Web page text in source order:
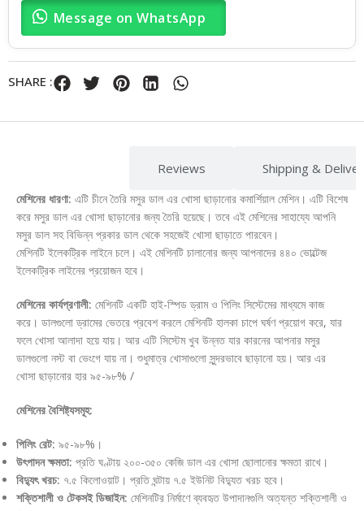
Message on WhatsApp
SHARE :
Reviews Shipping &
মেশিনের ধারণা: এটি চীনে তৈরি মসুর ডাল এর খোসা ছাড়ানোর কমার্শিয়াল মেশিন। এটি বিশেষ
করে মসুর ডাল এর খোসা ছাড়ানোর জন্য তৈরি হয়েছে। তবে এই মেশিনের সাহায্যে আপনি
মসুর ডাল সহ বিভিন্ন প্রকার ডাল থেকে সহজেই খোসা ছাড়াতে পারবেন।
মেশিনটি ইলেকট্রিক লাইনে চলে। এই মেশিনটি চালানোর জন্য আপনাদের ৪৪০ ভোল্টেজ
ইলেকট্রিক লাইনের প্রয়োজন হবে।
মেশিনের কার্যপ্রণালী: মেশিনটি একটি হাই-স্পিড ড্রাম ও পিলিং সিস্টেমের মাধ্যমে কাজ
করে। ডালগুলো ড্রামের ভেতরে প্রবেশ করলে মেশিনটি হালকা চাপে ঘর্ষণ প্রয়োগ করে, যার
ফলে খোসা আলাদা হয়ে যায়। আর এটি সিস্টেম খুব উন্নত যার কারনের আপনার মসুর
ডালগুলো নস্ট বা ভেংগে যায় না। শুধুমাত্র খোসাগুলো সুন্দরভাবে ছাড়ানো হয়। আর এর
খোসা ছাড়ানোর হার ৯৫-৯৮% /
মেশিনের বৈশিষ্ট্যসমূহ:
পিলিং রেট: ৯৫-৯৮%।
উৎপাদন ক্ষমতা: প্রতি ঘণ্টায় ২০০-৩৫০ কেজি ডাল এর খোসা ছোলানোর ক্ষমতা রাখে।
বিদ্যুৎ খরচ: ৭.৫ কিলোওয়াট। প্রতি ঘন্টায় ৭.৫ ইউনিট বিদ্যুত খরচ হবে।
শক্তিশালী ও টেকসই ডিজাইন: মেশিনটির নির্মাণে ব্যবহৃত উপাদানগুলি অত্যন্ত শক্তিশালী ও